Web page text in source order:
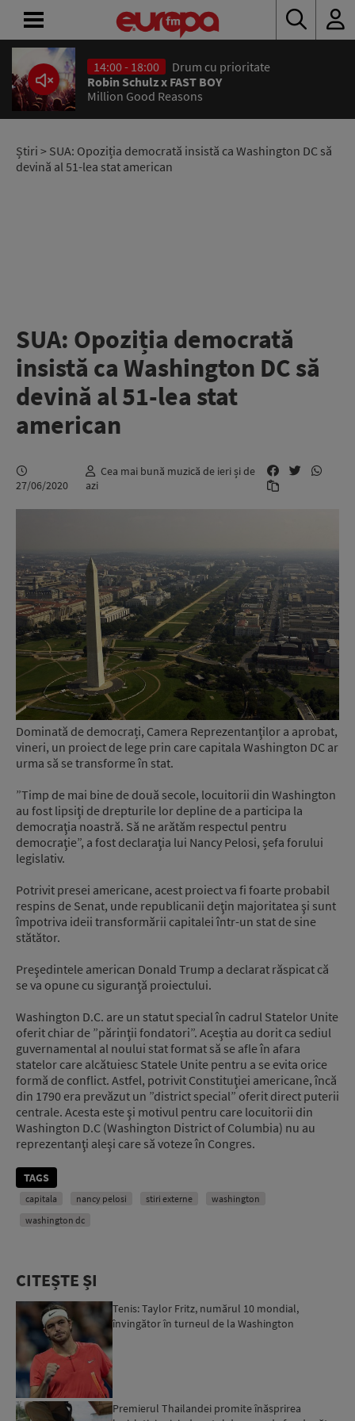
14:00 - 18:00
Drum cu prioritate
Robin Schulz x FAST BOY
Million Good Reasons
Știri > SUA: Opoziția democrată insistă ca Washington DC să
devină al 51-lea stat american
SUA: Opoziția democrată
insistă ca Washington DC să
devină al 51-lea stat
american
27/06/2020
Cea mai bună muzică de ieri și de
azi
Dominată de democrați, Camera Reprezentanţilor a aprobat,
vineri, un proiect de lege prin care capitala Washington DC ar
urma să se transforme în stat.
”Timp de mai bine de două secole, locuitorii din Washington
au fost lipsiţi de drepturile lor depline de a participa la
democraţia noastră. Să ne arătăm respectul pentru
democraţie”, a fost declaraţia lui Nancy Pelosi, șefa forului
legislativ.
Potrivit presei americane, acest proiect va fi foarte probabil
respins de Senat, unde republicanii deţin majoritatea şi sunt
împotriva ideii transformării capitalei într-un stat de sine
stătător.
Preşedintele american Donald Trump a declarat răspicat că
se va opune cu siguranţă proiectului.
Washington D.C. are un statut special în cadrul Statelor Unite
oferit chiar de ”părinţii fondatori”. Aceştia au dorit ca sediul
guvernamental al noului stat format să se afle în afara
statelor care alcătuiesc Statele Unite pentru a se evita orice
formă de conflict. Astfel, potrivit Constituţiei americane, încă
din 1790 era prevăzut un ”district special” oferit direct puterii
centrale. Acesta este şi motivul pentru care locuitorii din
Washington D.C (Washington District of Columbia) nu au
reprezentanţi aleşi care să voteze în Congres.
TAGS
capitala nancy pelosi stiri externe
washington
washington dc
CITEȘTE ȘI
Tenis: Taylor Fritz, numărul 10 mondial,
învingător în turneul de la Washington
Premierul Thailandei promite înăsprirea
ACASĂ
ȘTIRI
RADIO